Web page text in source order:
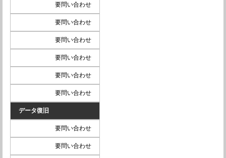
要問い合わせ
要問い合わせ
要問い合わせ
要問い合わせ
要問い合わせ
要問い合わせ
データ復旧
要問い合わせ
要問い合わせ